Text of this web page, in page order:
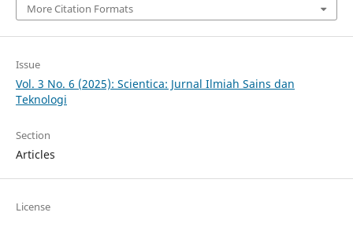
More Citation Formats
Issue
Vol. 3 No. 6 (2025): Scientica: Jurnal Ilmiah Sains dan
Teknologi
Section
Articles
License